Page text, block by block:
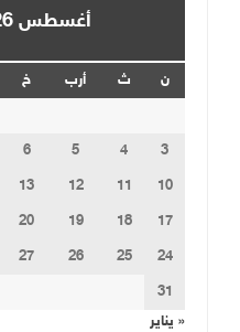
أغسطس 2026
ن ث أرب خ
3
4
5
6
10
11
12
13
17
18
19
20
24
25
26
27
31
« يناير